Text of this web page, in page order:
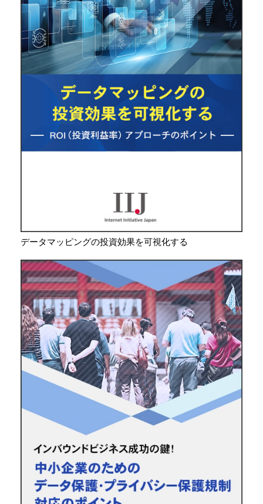
データマッピングの投資効果を可視化する